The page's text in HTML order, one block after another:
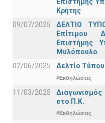
Επιστήμης
Κρήτης
09/07/2025
ΔΕΛΤΙΟ
Επίτιμου
Επιστήμης
Μυλόπουλο
02/06/2025
Δελτίο
#Εκδηλώσεις
11/03/2025
Διαγωνισμός
στο Π.Κ.
#Εκδηλώσεις